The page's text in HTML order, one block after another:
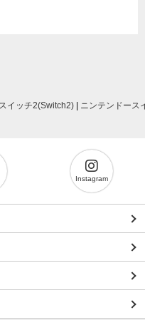
イッチ2(Switch2) ニンテンドース
Instagram